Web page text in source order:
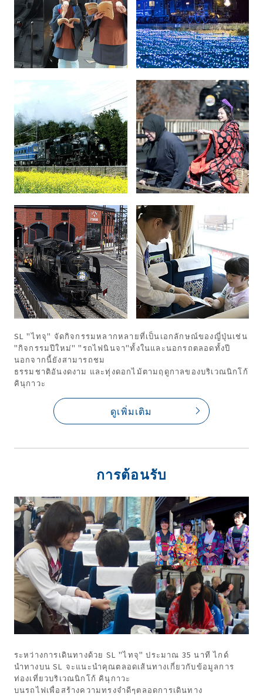
SL "ไทจุ" จัดกิจกรรมหลากหลายที่เป็นเอกลักษณ์ของญี่ปุ่นเช่น
"กิจกรรมปีใหม่" "รถไฟนินจา"ทั้งในและนอกรถตลอดทั้งปี
นอกจากนี้ยังสามารถชม
ธรรมชาติอันงดงาม และทุ่งดอกไม้ตามฤดูกาลของบริเวณนิกโก้
คินุกาวะ
ดูเพิ่มเติม
การต้อนรับ
ระหว่างการเดินทางด้วย SL "ไทจุ" ประมาณ 35 นาที ไกด์
นำทางบน SL จะแนะนำคุณตลอดเส้นทางเกี่ยวกับข้อมูลการ
ท่องเที่ยวบริเวณนิกโก้ คินุกาวะ
บนรถไฟเพื่อสร้างความทรงจำดีๆตลอดการเดินทาง